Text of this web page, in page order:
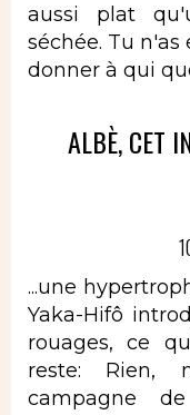
aussi plat
séchée. Tu n'as
donner à qui
ALBÈ, CET
...une
Yaka-Hifô
rouages, ce
reste: Rien,
campagne